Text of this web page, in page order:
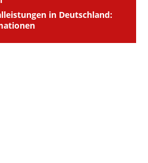
in Deutschland: